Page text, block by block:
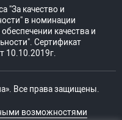
"За качество и
в номинации
качества и
Сертификат
10.10.2019г.
Все права защищены.
возможностями